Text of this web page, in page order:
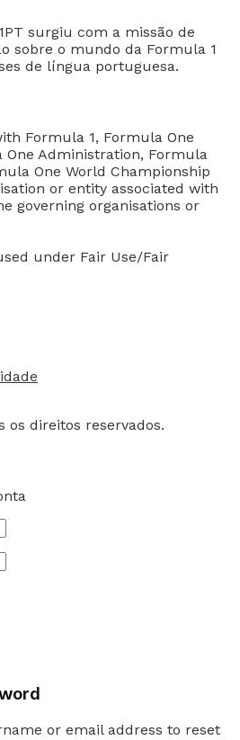
surgiu com a missão de
sobre o mundo da Formula 1
de língua portuguesa.
Formula 1, Formula One
One Administration, Formula
One World Championship
or entity associated with
governing organisations or
under Fair Use/Fair
os direitos reservados.
or email address to reset